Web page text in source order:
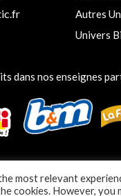
Autres
Univers
dans nos enseignes
most relevant
cookies. However,